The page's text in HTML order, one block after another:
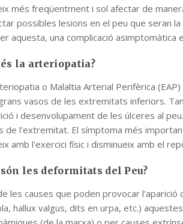
més freqüentment i sol afectar de
possibles lesions en el peu que seran la
aquesta, una complicació asimptomàtica
és la arteriopatia?
o Malaltia Arterial Perifèrica
vasos de les extremitats inferiors.
i desenvolupament de les úlceres al
de l'extremitat. El símptoma més
amb l'exercici físic i disminueix amb el
són les deformitats del Peu?
les causes que poden provocar
hallux valgus, dits en urpa, etc.)